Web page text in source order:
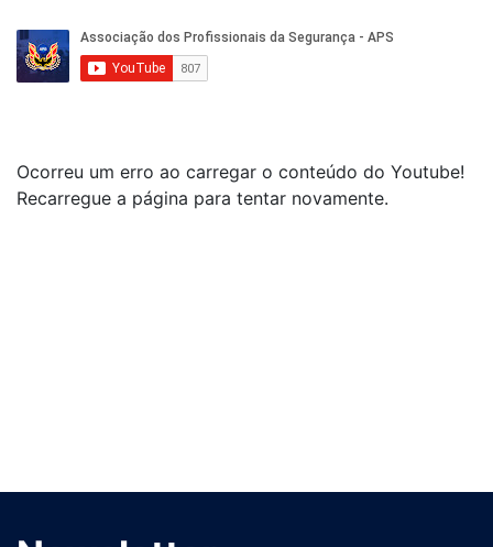
Ocorreu um erro ao carregar o conteúdo do Youtube!
Recarregue a página para tentar novamente.